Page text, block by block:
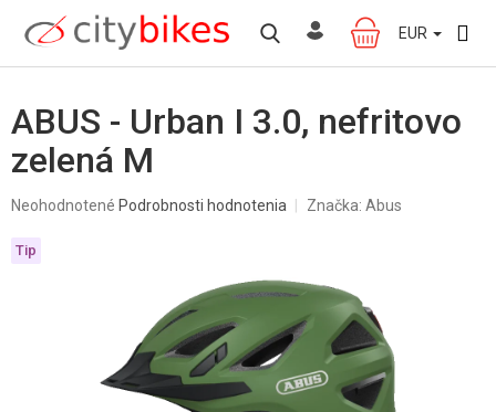
obsah
NÁKUPNÝ
KOŠÍK
EUR
ABUS - Urban I 3.0, nefritovo
zelená M
Priemerné
produktu
je
Neohodnotené Podrobnosti hodnotenia Značka: Abus
Tip